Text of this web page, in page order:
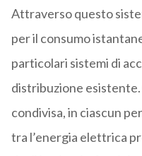
Attraverso questo
per il consumo
particolari sistemi di
distribuzione
condivisa, in ciascun
tra l’energia elettrica